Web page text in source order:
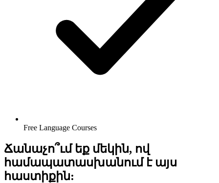
Free Language Courses
Ճանաչո՞ւմ եք մեկին, ով
համապատասխանում է այս
հաստիքին: